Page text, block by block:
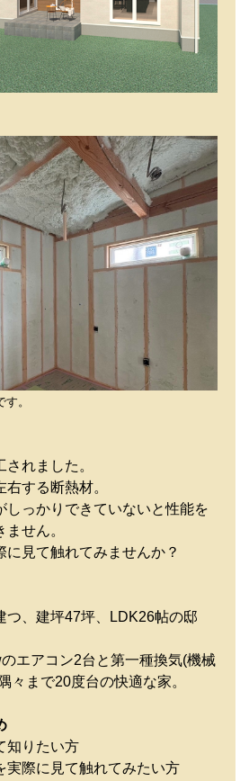
。
れました。
する断熱材。
しっかりできていないと性能を
せん。
に見て触れてみませんか？
つ、建坪47坪、LDK26帖の邸
エアコン2台と第一種換気(機械
々まで20度台の快適な家。
知りたい方
実際に見て触れてみたい方